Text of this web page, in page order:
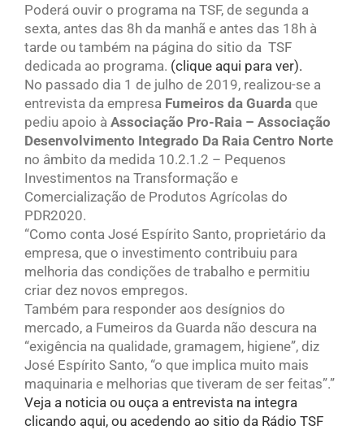
Poderá ouvir o programa na TSF, de segunda a
sexta, antes das 8h da manhã e antes das 18h à
tarde ou também na página do sitio da TSF
dedicada ao programa. (clique aqui para ver).
No passado dia 1 de julho de 2019, realizou-se a
entrevista da empresa Fumeiros da Guarda que
pediu apoio à Associação Pro-Raia – Associação
Desenvolvimento Integrado Da Raia Centro Norte
no âmbito da medida 10.2.1.2 – Pequenos
Investimentos na Transformação e
Comercialização de Produtos Agrícolas do
PDR2020.
“Como conta José Espírito Santo, proprietário da
empresa, que o investimento contribuiu para
melhoria das condições de trabalho e permitiu
criar dez novos empregos.
Também para responder aos desígnios do
mercado, a Fumeiros da Guarda não descura na
“exigência na qualidade, gramagem, higiene”, diz
José Espírito Santo, “o que implica muito mais
maquinaria e melhorias que tiveram de ser feitas”.”
Veja a noticia ou ouça a entrevista na integra
clicando aqui, ou acedendo ao sitio da Rádio TSF